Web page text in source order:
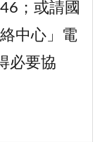
；或請國
中心」電
必要協